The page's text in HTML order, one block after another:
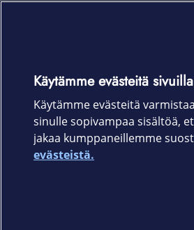
Käytämme evästeitä
Käytämme evästeitä
sinulle sopivampaa sisältöä,
jakaa kumppaneillemme
evästeistä.